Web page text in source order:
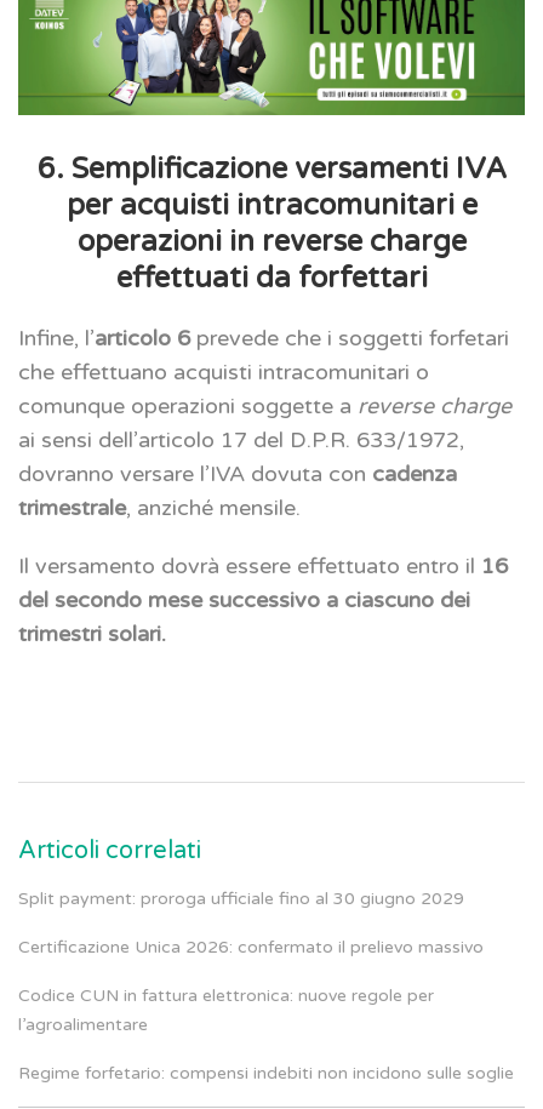
6. Semplificazione versamenti IVA
per acquisti intracomunitari e
operazioni in reverse charge
effettuati da forfettari
Infine, l’articolo 6prevede che i soggetti forfetari
che effettuano acquisti intracomunitari o
comunque operazioni soggette a reverse charge
ai sensi dell’articolo 17 del D.P.R. 633/1972,
dovranno versare l’IVA dovuta con cadenza
trimestrale, anziché mensile.
Il versamento dovrà essere effettuato entro il 16
del secondo mese successivo a ciascuno dei
trimestri solari.
Articoli correlati
Split payment: proroga ufficiale fino al 30 giugno 2029
Certificazione Unica 2026: confermato il prelievo massivo
Codice CUN in fattura elettronica: nuove regole per
l’agroalimentare
Regime forfetario: compensi indebiti non incidono sulle soglie